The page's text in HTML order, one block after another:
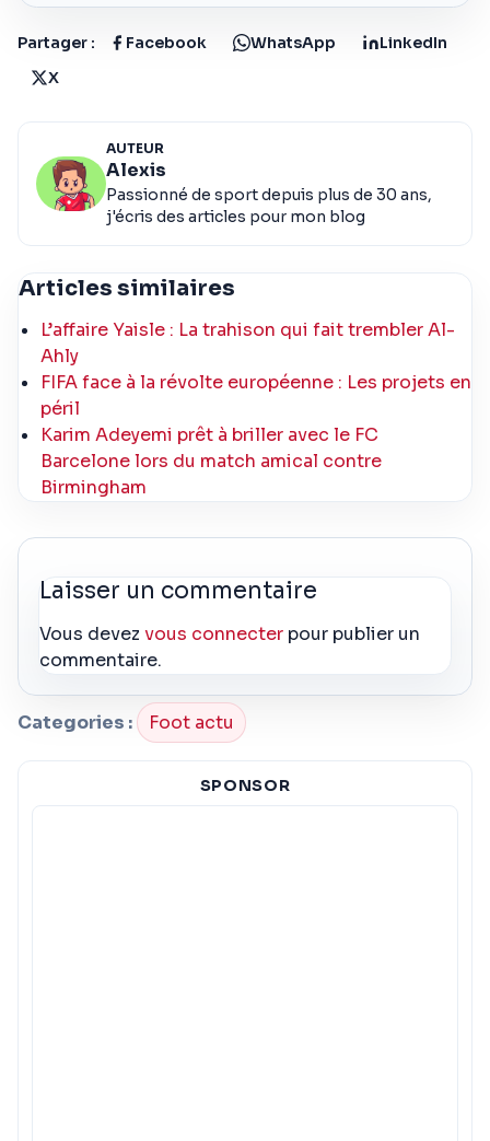
Partager : Facebook WhatsApp
LinkedIn
X
AUTEUR
Alexis
Passionné de sport depuis plus de 30 ans,
j'écris des articles pour mon blog
Articles similaires
L’affaire Yaisle : La trahison qui fait trembler Al-
Ahly
FIFA face à la révolte européenne : Les projets en
péril
Karim Adeyemi prêt à briller avec le FC
Barcelone lors du match amical contre
Birmingham
Laisser un commentaire
Vous devezvous connecter pour publier un
commentaire.
Categories : Foot actu
SPONSOR